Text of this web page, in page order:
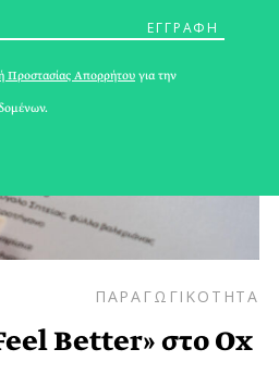
ΠΑΡΑΓΩΓΙΚΟΤΗΤΑ
Better» στο Ox
Προστασίας Απορρήτου για την